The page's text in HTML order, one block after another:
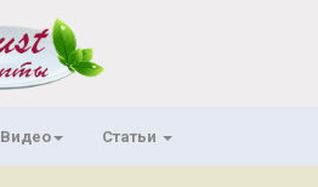
Видео Статьи